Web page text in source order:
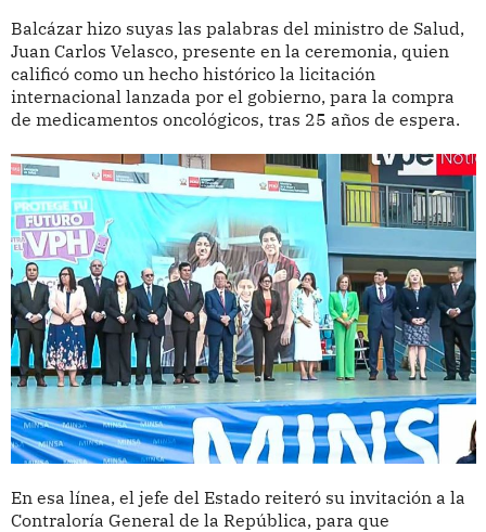
Balcázar hizo suyas las palabras del ministro de Salud,
Juan Carlos Velasco, presente en la ceremonia, quien
calificó como un hecho histórico la licitación
internacional lanzada por el gobierno, para la compra
de medicamentos oncológicos, tras 25 años de espera.
En esa línea, el jefe del Estado reiteró su invitación a la
Contraloría General de la República, para que